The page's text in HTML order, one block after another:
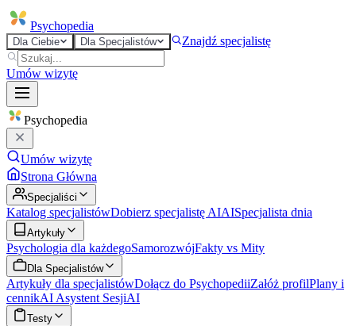
Psychopedia
Dla Ciebie Dla Specjalistów Znajdź specjalistę
Umów wizytę
Psychopedia
Umów wizytę
Strona Główna
Specjaliści
Katalog specjalistówDobierz specjalistę AIAISpecjalista dnia
Artykuły
Psychologia dla każdegoSamorozwójFakty vs Mity
Dla Specjalistów
Artykuły dla specjalistówDołącz do PsychopediiZałóż profilPlany i
cennikAI Asystent SesjiAI
Testy